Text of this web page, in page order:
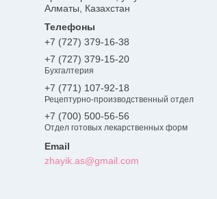
Алматы, Казахстан
+7 (727) 379-16-38
+7 (727) 379-15-20
Бухгалтерия
+7 (771) 107-92-18
Рецептурно-производственный отдел
+7 (700) 500-56-56
Отдел готовых лекарственных форм
zhayik.as@gmail.com